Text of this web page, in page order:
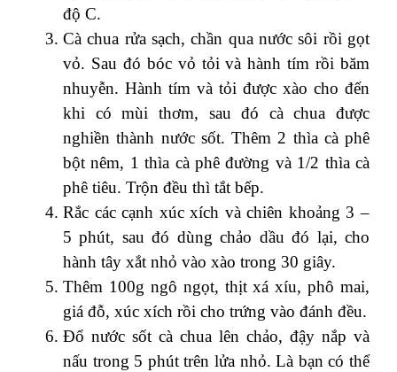
độ C.
Cà chua rửa sạch, chần qua nước sôi rồi gọt
vỏ. Sau đó bóc vỏ tỏi và hành tím rồi băm
nhuyễn. Hành tím và tỏi được xào cho đến
khi có mùi thơm, sau đó cà chua được
nghiền thành nước sốt. Thêm 2 thìa cà phê
bột nêm, 1 thìa cà phê đường và 1/2 thìa cà
phê tiêu. Trộn đều thì tắt bếp.
Rắc các cạnh xúc xích và chiên khoảng 3 –
5 phút, sau đó dùng chảo dầu đó lại, cho
hành tây xắt nhỏ vào xào trong 30 giây.
Thêm 100g ngô ngọt, thịt xá xíu, phô mai,
giá đỗ, xúc xích rồi cho trứng vào đánh đều.
Đổ nước sốt cà chua lên chảo, đậy nắp và
nấu trong 5 phút trên lửa nhỏ. Là bạn có thể